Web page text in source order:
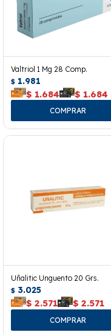
Valtriol 1 Mg 28 Comp.
$ 1.981
$ 1.684 $ 1.684
Uñalitic Unguento 20 Grs.
$ 3.025
$ 2.571 $ 2.571